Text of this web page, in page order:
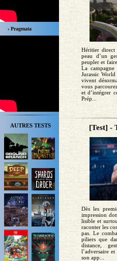
› Pragmata
AUTRES TESTS
Héritier
peau d’un
peupler et
La campagne
Jurassic
vivent
vous
et d’intégrer
Prép...
[Test] -
Dès les
impression
lisible et
raconter les
pas. Le
piliers que
distance,
l’adversaire
son app...